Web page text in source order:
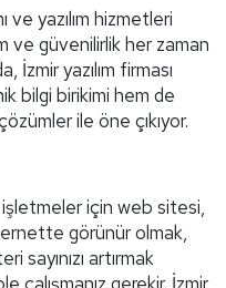
ve yazılım hizmetleri
ve güvenilirlik her zaman
İzmir yazılım firması
bilgi birikimi hem de
ile öne çıkıyor.
için web sitesi,
görünür olmak,
sayınızı artırmak